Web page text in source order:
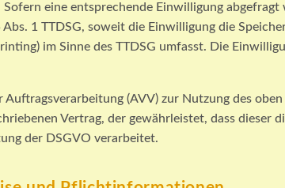
Sofern eine entsprechende Einwilligung
1 TTDSG, soweit die Einwilligung die
im Sinne des TTDSG umfasst. Die
(AVV) zur Nutzung des
Vertrag, der gewährleistet, dass dieser
der DSGVO verarbeitet.